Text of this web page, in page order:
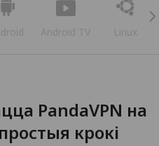
Android TV Linux
PandaVPN на
крокі